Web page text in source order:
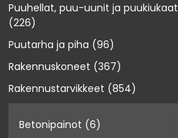
Puuhellat, puu-uunit ja puukiukaat
(226)
Puutarha ja piha (96)
Rakennuskoneet (367)
Rakennustarvikkeet (854)
Betonipainot (6)